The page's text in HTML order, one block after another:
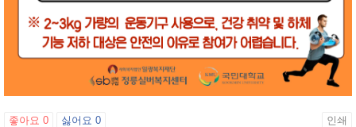
좋아요 0 싫어요 0 인쇄